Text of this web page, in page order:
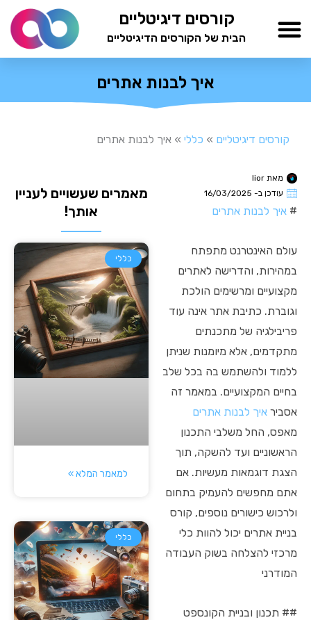
לתוכן
קורסים דיגיטליים
הבית של הקורסים הדיגיטליים
איך לבנות אתרים
קורסים דיגיטליים » כללי »איך לבנות אתרים
מאת
עודכן ב- 16/03/2025
# איך לבנות אתרים
עולם האינטרנט מתפתח
במהירות, והדרישה לאתרים
מקצועיים ומרשימים הולכת
וגוברת. כתיבת אתר אינה עוד
פריבילגיה של מתכנתים
מתקדמים, אלא מיומנות שניתן
ללמוד ולהשתמש בה בכל שלב
בחיים המקצועיים. במאמר זה
אסביר איך לבנות אתרים
מאפס, החל משלבי התכנון
הראשוניים ועד להשקה, תוך
הצגת דוגמאות מעשיות. אם
אתם מחפשים להעמיק בתחום
ולרכוש כישורים נוספים, קורס
בניית אתרים יכול להוות כלי
מרכזי להצלחה בשוק העבודה
המודרני
## תכנון ובניית הקונספט
מאמרים שעשויים לעניין
אותך!
כללי
למאמר המלא »
כללי